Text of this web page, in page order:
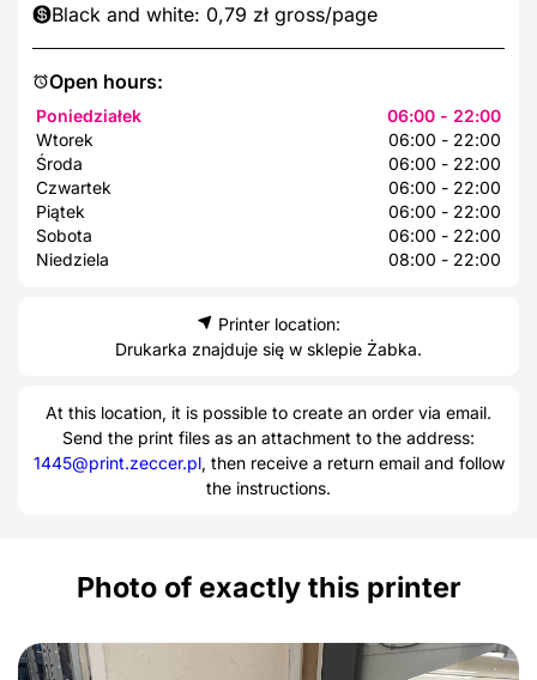
Open hours:
Poniedziałek
06:00 - 22:00
Wtorek
06:00 - 22:00
Środa
06:00 - 22:00
Czwartek
06:00 - 22:00
Piątek
06:00 - 22:00
Sobota
06:00 - 22:00
Niedziela
08:00 - 22:00
Black and white: 0,79 zł gross/page
Printer location:
Drukarka znajduje się w sklepie Żabka.
At this location, it is possible to create an order via email.
Send the print files as an attachment to the address:
1445@print.zeccer.pl, then receive a return email and follow
the instructions.
Photo of exactly this printer